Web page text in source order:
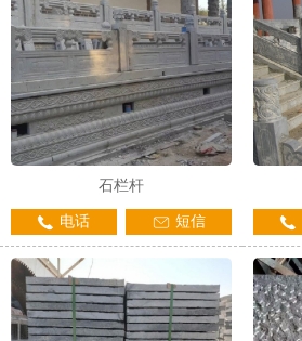
石栏杆
电话 短信